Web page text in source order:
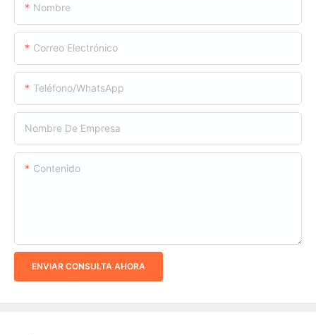
Nombre
Correo Electrónico
Teléfono/WhatsApp
Nombre De Empresa
Contenido
ENVIAR CONSULTA AHORA